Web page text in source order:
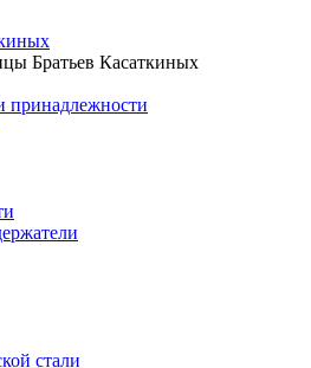
Братьев Касаткиных
стали